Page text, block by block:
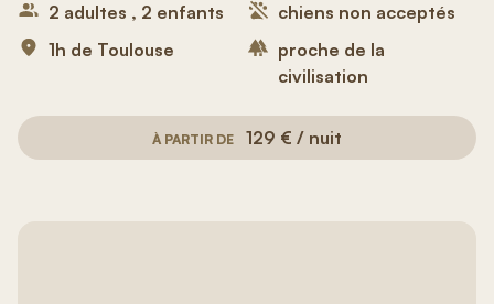
2 adultes , 2 enfants
1h de Toulouse
chiens non acceptés
proche de la
civilisation
À PARTIR DE 129 € / nuit